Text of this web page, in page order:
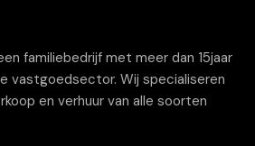
familiebedrijf met meer dan 15jaar
vastgoedsector. Wij specialiseren
en verhuur van alle soorten